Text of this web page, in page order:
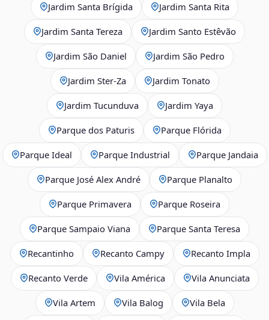
Jardim Santa Brígida Jardim Santa Rita
Jardim Santa Tereza Jardim Santo Estêvão
Jardim São Daniel Jardim São Pedro
Jardim Ster‑Za Jardim Tonato
Jardim Tucunduva Jardim Yaya
Parque dos Paturis Parque Flórida
Parque Ideal Parque Industrial Parque Jandaia
Parque José Alex André Parque Planalto
Parque Primavera Parque Roseira
Parque Sampaio Viana Parque Santa Teresa
Recantinho Recanto Campy Recanto Impla
Recanto Verde Vila América Vila Anunciata
Vila Artem Vila Balog Vila Bela